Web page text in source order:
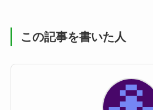
この記事を書いた人